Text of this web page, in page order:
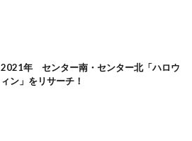
2021年 センター南・センター北「ハロウ
ィン」をリサーチ！